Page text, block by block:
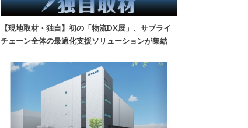
【現地取材・独自】初の「物流DX展」、サプライ
チェーン全体の最適化支援ソリューションが集結